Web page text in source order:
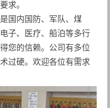
求。
国内国防、军队、煤
子、医疗、船泊等多行
您的信赖。公司有多位
过硬。欢迎各位有需求